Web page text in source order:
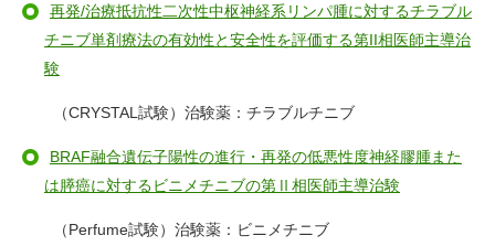
再発/治療抵抗性二次性中枢神経系リンパ腫に対するチラブル
チニブ単剤療法の有効性と安全性を評価する第II相医師主導治
験
（CRYSTAL試験）治験薬：チラブルチニブ
BRAF融合遺伝子陽性の進行・再発の低悪性度神経膠腫また
は膵癌に対するビニメチニブの第Ⅱ相医師主導治験
（Perfume試験）治験薬：ビニメチニブ